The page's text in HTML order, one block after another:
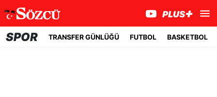
SPOR TRANSFER GÜNLÜĞÜ FUTBOL BASKETBOL